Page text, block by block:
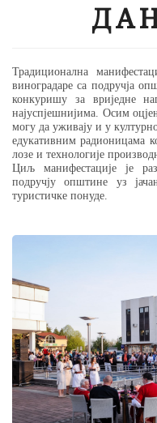
Традиционална
виноградаре са подручја
конкуришу за вриједне
најуспјешнијима. Осим
могу да уживају и у
едукативним радионицама
лозе и технологије
Циљ манифестације је
подручју општине уз
туристичке понуде.